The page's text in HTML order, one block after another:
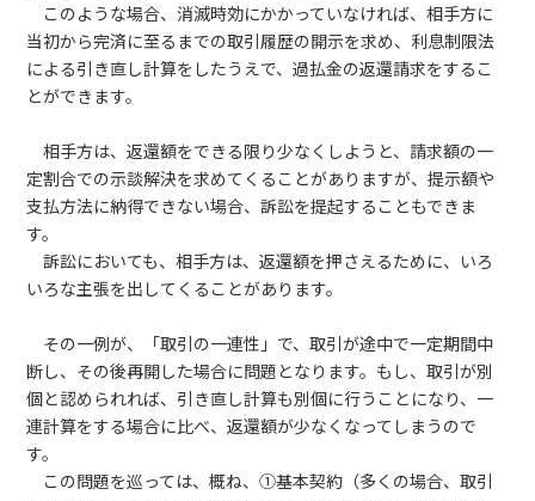
このような場合、消滅時効にかかっていなければ、相手方に
当初から完済に至るまでの取引履歴の開示を求め、利息制限法
による引き直し計算をしたうえで、過払金の返還請求をするこ
とができます。
相手方は、返還額をできる限り少なくしようと、請求額の一
定割合での示談解決を求めてくることがありますが、提示額や
支払方法に納得できない場合、訴訟を提起することもできま
す。
訴訟においても、相手方は、返還額を押さえるために、いろ
いろな主張を出してくることがあります。
その一例が、「取引の一連性」で、取引が途中で一定期間中
断し、その後再開した場合に問題となります。もし、取引が別
個と認められれば、引き直し計算も別個に行うことになり、一
連計算をする場合に比べ、返還額が少なくなってしまうので
す。
この問題を巡っては、概ね、①基本契約（多くの場合、取引